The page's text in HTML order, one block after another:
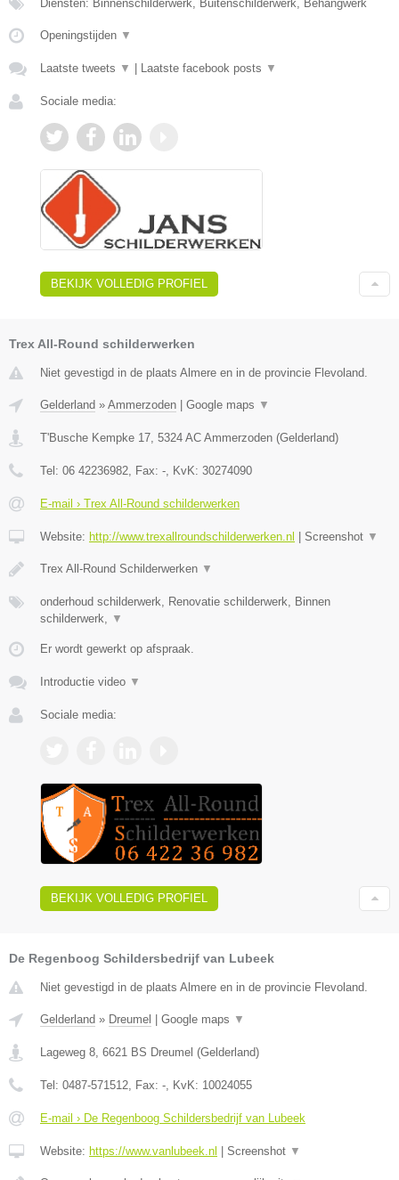
Diensten: Binnenschilderwerk, Buitenschilderwerk, Behangwerk
Openingstijden ▼
Laatste tweets ▼ | Laatste facebook posts ▼
Sociale media:
BEKIJK VOLLEDIG PROFIEL
Trex All-Round schilderwerken
Niet gevestigd in de plaats Almere en in de provincie Flevoland.
Gelderland » Ammerzoden Google maps ▼
T'Busche Kempke 17 5324 AC Ammerzoden (Gelderland)
Tel: 06 42236982 , Fax: - , KvK: 30274090
E-mail › Trex All-Round schilderwerken
Website: http://www.trexallroundschilderwerken.nl Screenshot ▼
Trex All-Round Schilderwerken ▼
onderhoud schilderwerk, Renovatie schilderwerk, Binnen
schilderwerk,
▼
Er wordt gewerkt op afspraak.
Introductie video ▼
Sociale media:
BEKIJK VOLLEDIG PROFIEL
De Regenboog Schildersbedrijf van Lubeek
Niet gevestigd in de plaats Almere en in de provincie Flevoland.
Gelderland » Dreumel Google maps ▼
Lageweg 8, 6621 BS Dreumel (Gelderland)
Tel: 0487-571512, Fax: -, KvK: 10024055
E-mail › De Regenboog Schildersbedrijf van Lubeek
Website: https://www.vanlubeek.nl Screenshot ▼